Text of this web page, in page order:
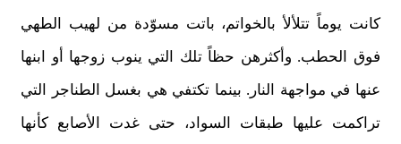
كانت يوماً تتلألأ بالخواتم، باتت مسوّدة من لهيب الطهي
فوق الحطب. وأكثرهن حظاً تلك التي ينوب زوجها أو ابنها
عنها في مواجهة النار. بينما تكتفي هي بغسل الطناجر التي
تراكمت عليها طبقات السواد، حتى غدت الأصابع كأنها